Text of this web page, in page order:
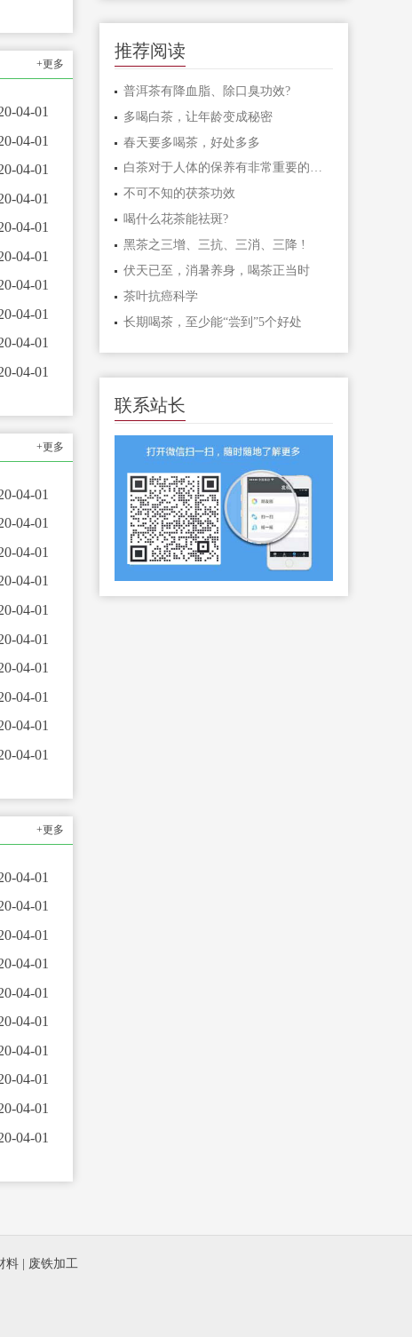
+更多
04-01
04-01
04-01
04-01
04-01
04-01
04-01
04-01
04-01
04-01
+更多
04-01
04-01
04-01
04-01
04-01
04-01
04-01
04-01
04-01
04-01
+更多
04-01
04-01
04-01
04-01
04-01
04-01
04-01
04-01
04-01
04-01
推荐阅读
普洱茶有降血脂、除口臭功效?
多喝白茶，让年龄变成秘密
春天要多喝茶，好处多多
白茶对于人体的保养有非常重要的作用
不可不知的茯茶功效
喝什么花茶能祛斑?
黑茶之三增、三抗、三消、三降 !
伏天已至，消暑养身，喝茶正当时
茶叶抗癌科学
长期喝茶，至少能“尝到”5个好处
联系站长
料 废铁加工